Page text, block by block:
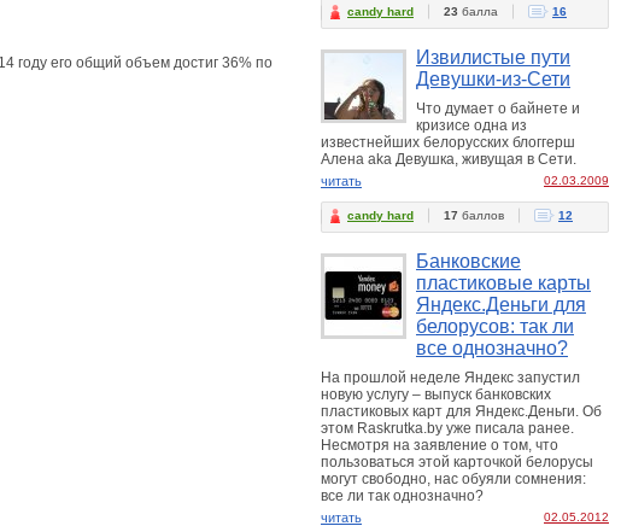
году его общий объем достиг 36% по
candy hard 23 балла 16
Извилистые пути
Девушки-из-Сети
Что думает о байнете и
кризисе одна из
известнейших белорусских блоггерш
Алена aka Девушка, живущая в Сети.
читать 02.03.2009
candy hard 17 баллов 12
Банковские
пластиковые карты
Яндекс.Деньги для
белорусов: так ли
все однозначно?
На прошлой неделе Яндекс запустил
новую услугу – выпуск банковских
пластиковых карт для Яндекс.Деньги. Об
этом Raskrutka.by уже писала ранее.
Несмотря на заявление о том, что
пользоваться этой карточкой белорусы
могут свободно, нас обуяли сомнения:
все ли так однозначно?
читать 02.05.2012